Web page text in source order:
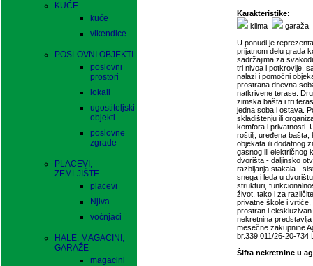
KUĆE
kuće
vikendice
POSLOVNI OBJEKTI
poslovni
prostori
lokali
ugostiteljski
objekti
poslovne
zgrade
PLACEVI,
ZEMLJIŠTE
placevi
Njiva
voćnjaci
HALE, MAGACINI,
GARAŽE
magacini
Karakteristike:
klima
garaža
U ponudi je
prijatnom delu grada
sadržajima za
tri nivoa i potkrovlje,
nalazi i pomoćni
prostrana dnevna
natkrivene terase.
zimska bašta i tri
jedna soba i ostava.
skladištenju ili
komfora i privatnosti.
roštilj, uređena bašta,
objekata ili dodatnog
gasnog ili električnog
dvorišta - daljinsko
razbijanja stakala -
snega i leda u
strukturi,
život, tako i za
privatne škole i vrtiće,
prostran i
nekretnina
mesečne zakupnine
br.339 011/26-20-734
Šifra nekretnine u